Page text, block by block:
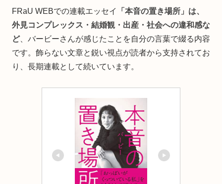
FRaU WEBでの連載エッセイ
「本音の置き場所」は、
外見コンプレックス・結婚観・出産・社会への違和感な
ど、バービーさんが感じたことを自分の言葉で綴る内容
です。飾らない文章と鋭い視点が読者から支持されてお
り、長期連載として続いています。